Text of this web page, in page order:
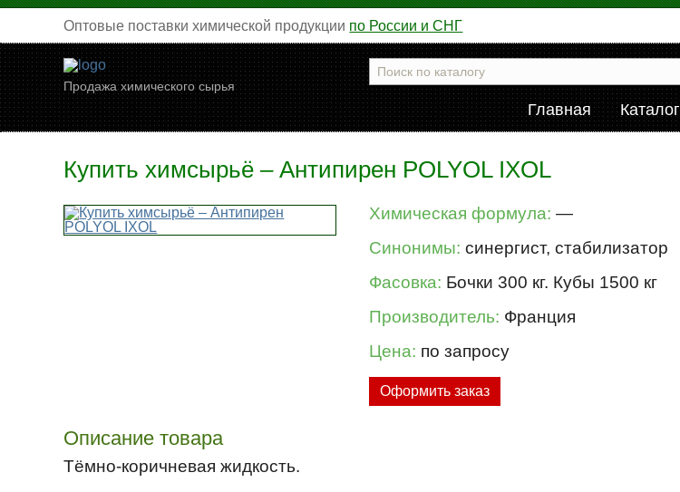
Оптовые поставки химической продукции по России и СНГ
Продажа химического сырья
Главная Каталог
Купить химсырьё – Антипирен POLYOL IXOL
Химическая формула: —
Синонимы: синергист, стабилизатор
Фасовка: Бочки 300 кг. Кубы 1500 кг
Производитель: Франция
Цена: по запросу
Оформить заказ
Описание товара
Тёмно-коричневая жидкость.